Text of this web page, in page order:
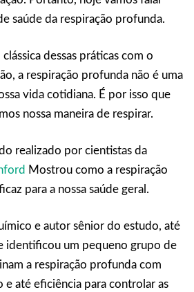
saúde da respiração profunda.
dessas práticas com o
a respiração profunda não é uma
vida cotidiana. É por isso que
nossa maneira de respirar.
realizado por cientistas da
Mostrou como a respiração
para a nossa saúde geral.
e autor sênior do estudo, até
identificou um pequeno grupo de
a respiração profunda com
e até eficiência para controlar as